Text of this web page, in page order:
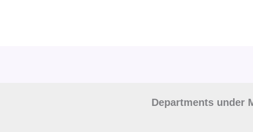
Departments under